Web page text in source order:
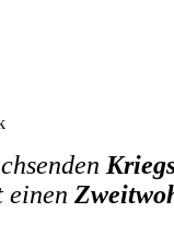
einen